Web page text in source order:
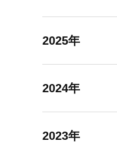
2025年
2024年
2023年